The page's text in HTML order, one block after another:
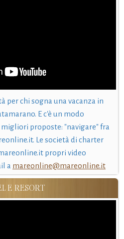
per chi sogna una vacanza in
E c'è un modo
proposte: "navigare" fra
Le società di charter
propri video
a mareonline@mareonline.it
E RESORT